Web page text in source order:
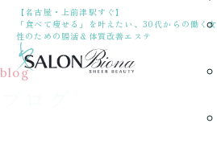
【名古屋・上前津駅すぐ】
「食べて痩せる」を叶えたい、30代からの働く女
性のための腸活＆体質改善エステ
blog